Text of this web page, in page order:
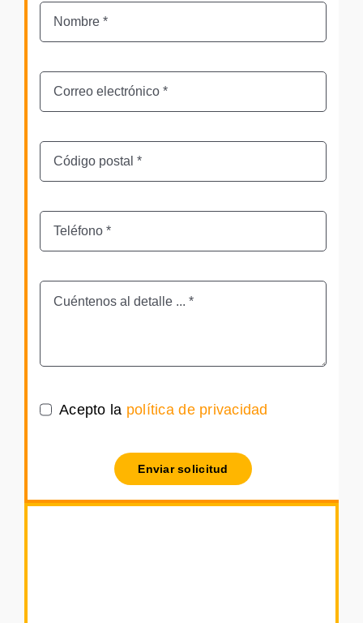
Acepto la política de privacidad
Enviar solicitud